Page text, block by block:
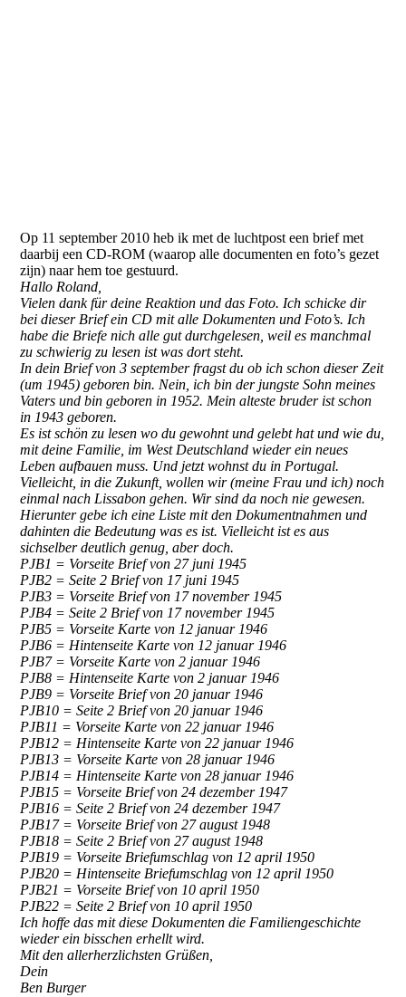
Op 11 september 2010 heb ik met de luchtpost een brief met
daarbij een CD-ROM (waarop alle documenten en foto’s gezet
zijn) naar hem toe gestuurd.
Hallo Roland,
Vielen dank für deine Reaktion und das Foto. Ich schicke dir
bei dieser Brief ein CD mit alle Dokumenten und Foto’s. Ich
habe die Briefe nich alle gut durchgelesen, weil es manchmal
zu schwierig zu lesen ist was dort steht.
In dein Brief von 3 september fragst du ob ich schon dieser Zeit
(um 1945) geboren bin. Nein, ich bin der jungste Sohn meines
Vaters und bin geboren in 1952. Mein alteste bruder ist schon
in 1943 geboren.
Es ist schön zu lesen wo du gewohnt und gelebt hat und wie du,
mit deine Familie, im West Deutschland wieder ein neues
Leben aufbauen muss. Und jetzt wohnst du in Portugal.
Vielleicht, in die Zukunft, wollen wir (meine Frau und ich) noch
einmal nach Lissabon gehen. Wir sind da noch nie gewesen.
Hierunter gebe ich eine Liste mit den Dokumentnahmen und
dahinten die Bedeutung was es ist. Vielleicht ist es aus
sichselber deutlich genug, aber doch.
PJB1 = Vorseite Brief von 27 juni 1945
PJB2 = Seite 2 Brief von 17 juni 1945
PJB3 = Vorseite Brief von 17 november 1945
PJB4 = Seite 2 Brief von 17 november 1945
PJB5 = Vorseite Karte von 12 januar 1946
PJB6 = Hintenseite Karte von 12 januar 1946
PJB7 = Vorseite Karte von 2 januar 1946
PJB8 = Hintenseite Karte von 2 januar 1946
PJB9 = Vorseite Brief von 20 januar 1946
PJB10 = Seite 2 Brief von 20 januar 1946
PJB11 = Vorseite Karte von 22 januar 1946
PJB12 = Hintenseite Karte von 22 januar 1946
PJB13 = Vorseite Karte von 28 januar 1946
PJB14 = Hintenseite Karte von 28 januar 1946
PJB15 = Vorseite Brief von 24 dezember 1947
PJB16 = Seite 2 Brief von 24 dezember 1947
PJB17 = Vorseite Brief von 27 august 1948
PJB18 = Seite 2 Brief von 27 august 1948
PJB19 = Vorseite Briefumschlag von 12 april 1950
PJB20 = Hintenseite Briefumschlag von 12 april 1950
PJB21 = Vorseite Brief von 10 april 1950
PJB22 = Seite 2 Brief von 10 april 1950
Ich hoffe das mit diese Dokumenten die Familiengeschichte
wieder ein bisschen erhellt wird.
Mit den allerherzlichsten Grüßen,
Dein
Ben Burger